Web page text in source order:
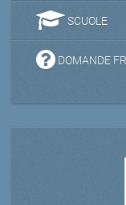
SCUOLE
DOMANDE